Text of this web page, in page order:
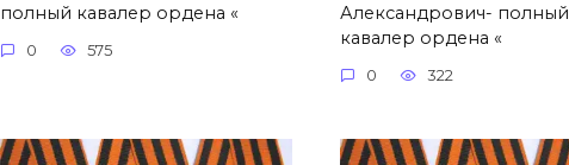
полный кавалер ордена «
0 575
Александро­вич- полный
кавалер ордена «
0 322